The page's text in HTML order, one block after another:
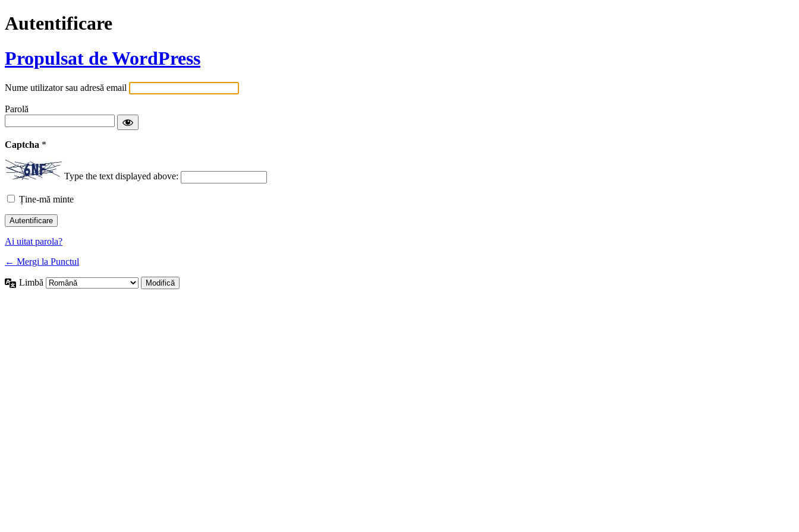
Autentificare
Propulsat de WordPress
Nume utilizator sau adresă email
Parolă
Captcha *
Type the text displayed above:
Ține-mă minte
Ai uitat parola?
← Mergi la Punctul
Limbă